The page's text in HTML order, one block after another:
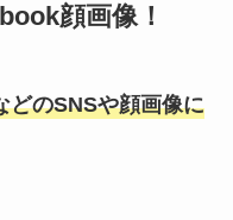
顔画像！
のSNSや顔画像に